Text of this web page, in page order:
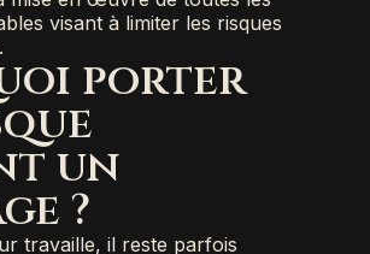
visant à limiter les risques
porter
un
?
travaille, il reste parfois